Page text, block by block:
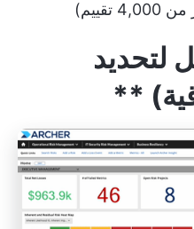
لتحديد
**